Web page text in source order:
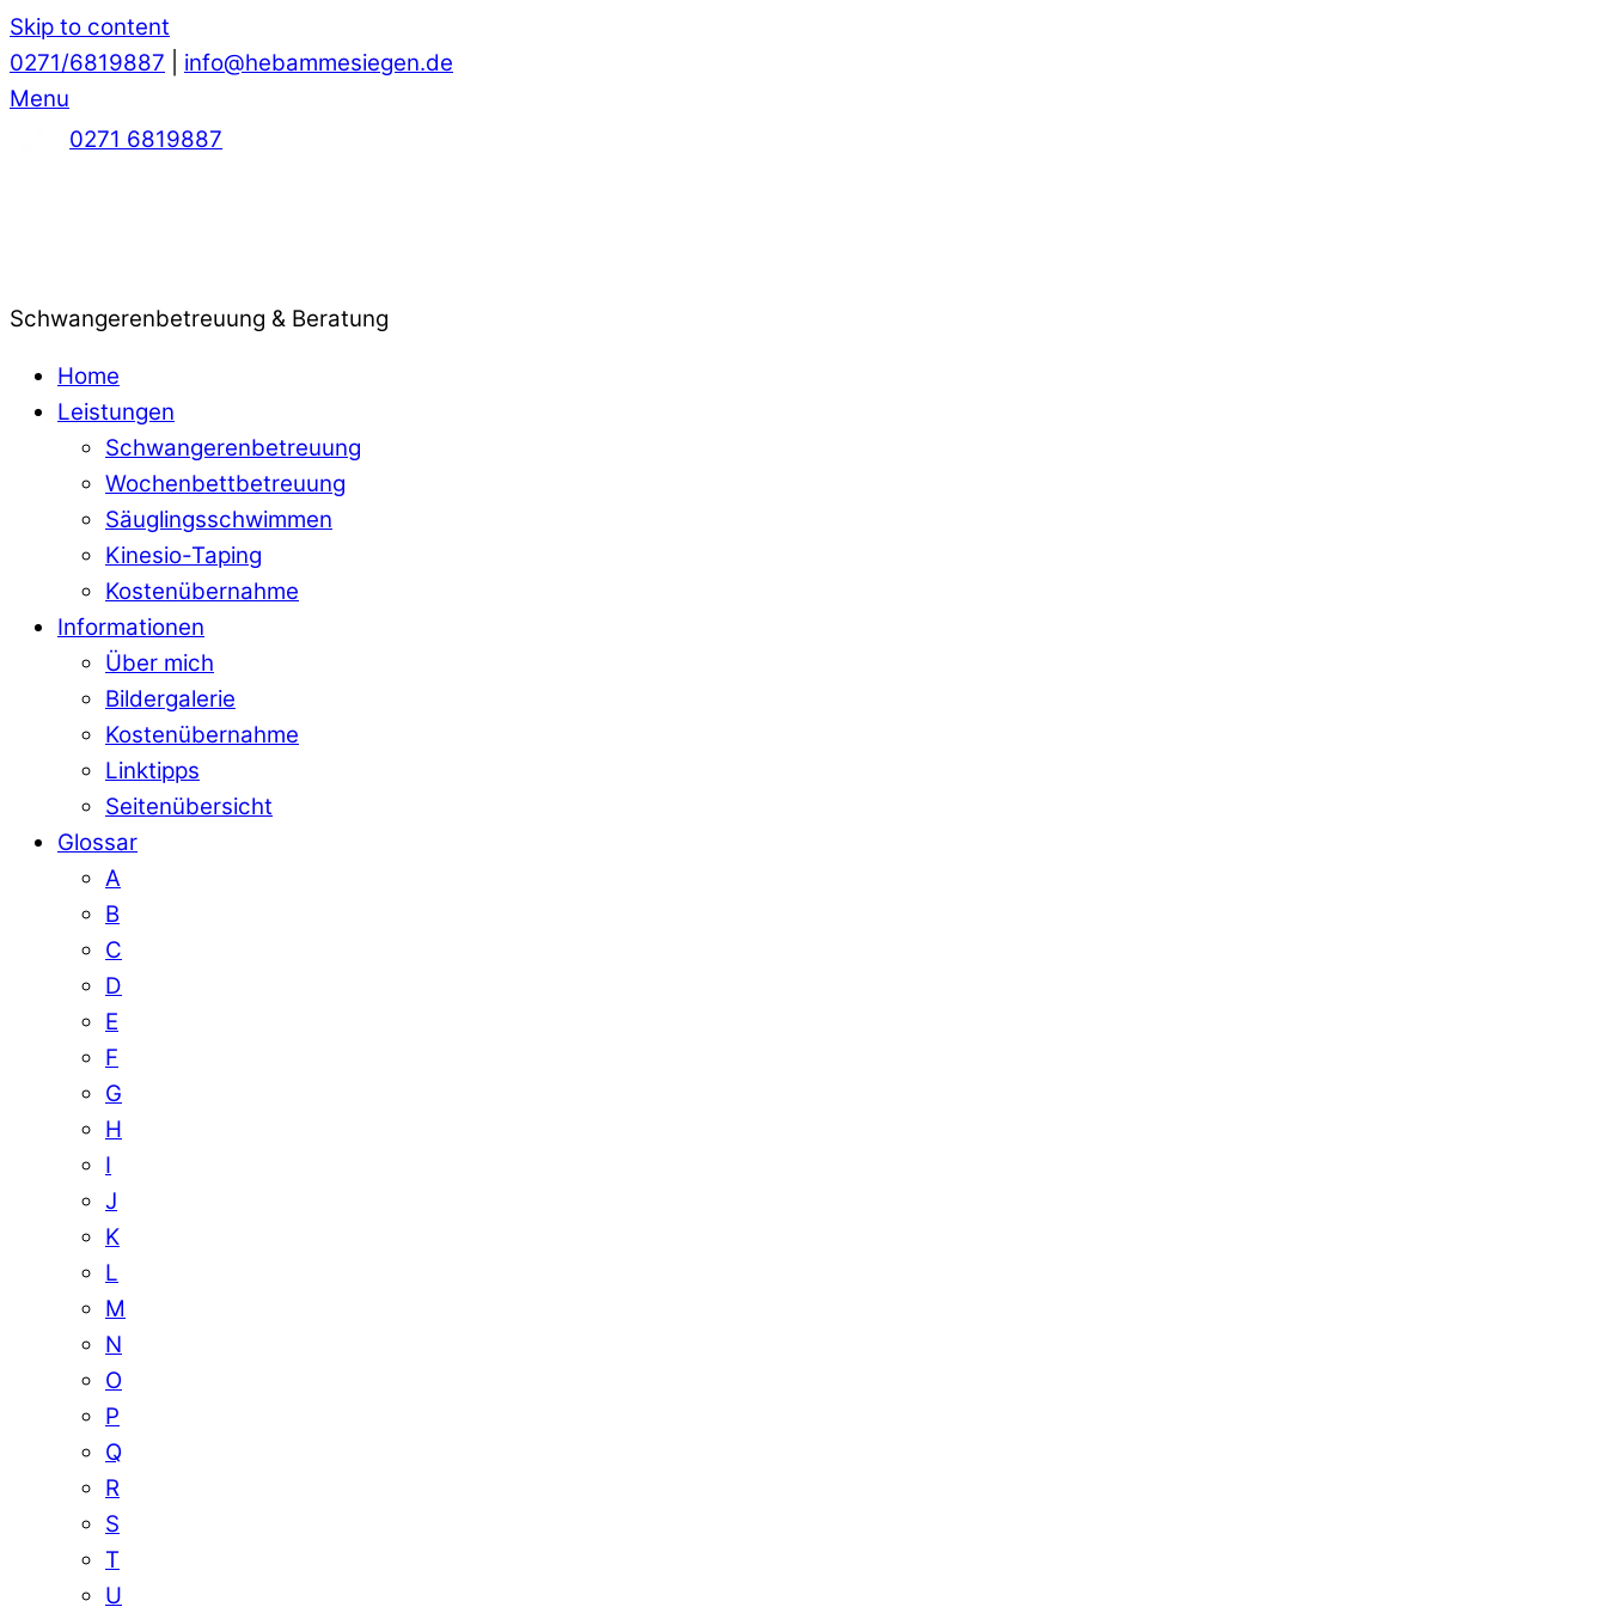
Skip to content
0271/6819887
info@hebammesiegen.de
Menu
0271 6819887
Schwangerenbetreuung & Beratung
Home
Leistungen
Schwangerenbetreuung
Wochenbettbetreuung
Säuglingsschwimmen
Kinesio-Taping
Kostenübernahme
Informationen
Über mich
Bildergalerie
Kostenübernahme
Linktipps
Seitenübersicht
Glossar
A
B
C
D
E
F
G
H
I
J
K
L
M
N
O
P
Q
R
S
T
U